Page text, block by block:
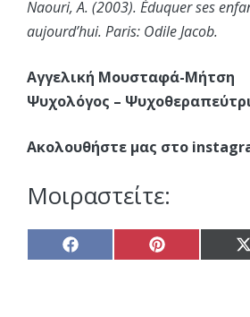
Naouri, A. (2003). Éduquer ses
aujourd’hui. Paris: Odile Jacob.
Αγγελική Μουσταφά-Μήτση
Ψυχολόγος –
Ακολουθήστε μας στο
Μοιραστείτε:
Share
on
Share
on